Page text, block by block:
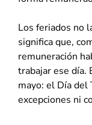
Los feriados no
significa que,
remuneración
trabajar ese día.
mayo: el Día del
excepciones ni